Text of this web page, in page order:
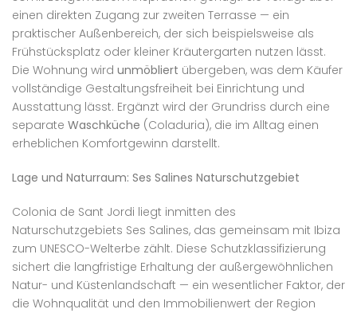
einen direkten Zugang zur zweiten Terrasse — ein
praktischer Außenbereich, der sich beispielsweise als
Frühstücksplatz oder kleiner Kräutergarten nutzen lässt.
Die Wohnung wird unmöbliert übergeben, was dem Käufer
vollständige Gestaltungsfreiheit bei Einrichtung und
Ausstattung lässt. Ergänzt wird der Grundriss durch eine
separate Waschküche (Coladuria), die im Alltag einen
erheblichen Komfortgewinn darstellt.
Lage und Naturraum: Ses Salines Naturschutzgebiet
Colonia de Sant Jordi liegt inmitten des
Naturschutzgebiets Ses Salines, das gemeinsam mit Ibiza
zum UNESCO-Welterbe zählt. Diese Schutzklassifizierung
sichert die langfristige Erhaltung der außergewöhnlichen
Natur- und Küstenlandschaft — ein wesentlicher Faktor, der
die Wohnqualität und den Immobilienwert der Region